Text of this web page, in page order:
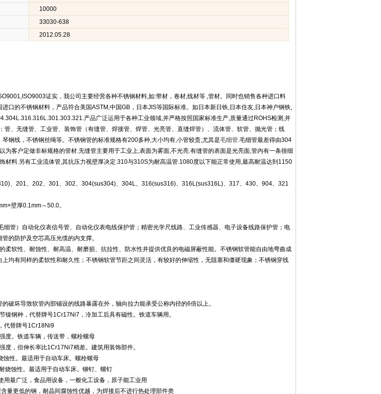
10000
33030-638
2012.05.28
证实，我公司主要经营各种不锈钢材料,如:带材，卷材,线材等 ,管材。同时也销售各种进口料
口的不锈钢材料，产品符合美国ASTM,中国GB，日本JIS等国际标准。如日本新日铁,日本住友,日本神户钢铁,
产品广泛运用于各种工业领域,并严格按照国家标准生产,质量通过ROHS检测,并
管、无缝管、工业管、装饰管（有缝管、焊接管、焊管、光亮管、直缝焊管）、流体管、软管、抛光管；线
钢线，不锈钢丝绳等。不锈钢管的标准规格有200多种,大小均有,小管较贵,尤其是毛细管.毛细管最差得由304
为客户定做非标规格的管材.无缝管主要用于工业上,表面为雾面,不光亮.有缝管的表面是光亮面,管内有一条很细
材料.另有工业流体管,其抗压力视壁厚决定.310与310S为耐高温管.1080度以下能正常使用,最高耐温达到1150
、201、202、301、302、304(sus304)、304L、316(sus316)、316L(sus316L)、317、430、904、321
壁厚0.1mm～50.0。
细管）自动化仪表信号管、自动化仪表电线保护管；精密光学尺线路、工业传感器、电子设备线路保护管；电
的防护及空芯高压光缆的内支撑。
软性、耐蚀性、耐高温、耐磨损、抗拉性、防水性并提供优良的电磁屏蔽性能。不锈钢软管能自由地弯曲成
均有同样的柔软性和耐久性；不锈钢软管节距之间灵活，有较好的伸缩性，无阻塞和僵硬现象；不锈钢穿线
坏导致软管内部铺设的线路暴露在外，轴向拉力能承受公称内径的6倍以上。
钢种，代替牌号1Cr17Ni7，冷加工后具有磁性。铁道车辆用。
代替牌号1Cr18Ni9
度。铁道车辆，传送带，螺栓螺母
，但伸长率比1Cr17Ni7稍差。建筑用装饰部件。
性。最适用于自动车床。螺栓螺母
蚀性。最适用于自动车床。铆钉、螺钉
最广泛，食品用设备，一般化工设备，原子能工业用
量更低的钢，耐晶间腐蚀性优越，为焊接后不进行热处理部件类